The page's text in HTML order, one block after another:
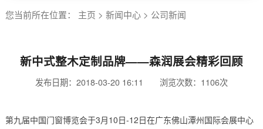
您当前所在位置： 主页 > 新闻中心> 公司新闻
新中式整木定制品牌——森润展会精彩回顾
发布日期：2018-03-20 16:11 浏览次数： 1106次
第九届中国门窗博览会于3月10日-12日在广东佛山潭州国际会展中心